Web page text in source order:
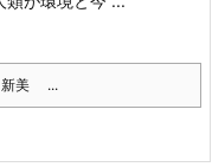
新美 ...